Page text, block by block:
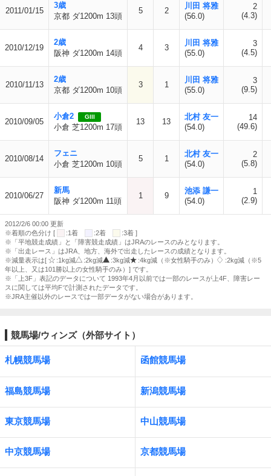
2011/01/15
3歳
京都 ダ1200m 13頭
5 2
川田 将雅
(56.0)
2
(4.3)
2010/12/19
2歳
阪神 ダ1200m 14頭
4 3
川田 将雅
(55.0)
3
(4.5)
2010/11/13
2歳
京都 ダ1200m 10頭
3 1
川田 将雅
(55.0)
3
(9.5)
2010/09/05
小倉2 GIII
小倉 芝1200m 17頭
13 13
北村 友一
(54.0)
14
(49.6)
2010/08/14
フェニ
小倉 芝1200m 10頭
5 1
北村 友一
(54.0)
2
(5.8)
2010/06/27
新馬
阪神 ダ1200m 11頭
1 9
池添 謙一
(54.0)
1
(2.9)
2012/2/6 00:00 更新
※着順の色分け [
:1着 :2着
:3着 ]
※「平地競走成績」と「障害競走成績」はJRAのレースのみとなります。
※「出走レース」はJRA、地方、海外で出走したレースの成績となります。
※減量表示は[
:1kg減 :2kg減 :3kg減 :4kg減（※女性騎手のみ）
:2kg減（※5
年以上、又は101勝以上の女性騎手のみ）] です。
※「上3F」表記のデータについて 1993年4月以前では一部のレースが上4F、障害レー
スに関しては平均Fで計測されたデータです。
※JRA主催以外のレースでは一部データがない場合があります。
競馬場/ウィンズ（外部サイト）
札幌競馬場 函館競馬場
福島競馬場 新潟競馬場
東京競馬場 中山競馬場
中京競馬場 京都競馬場